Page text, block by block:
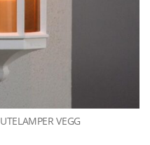
UTELAMPER VEGG